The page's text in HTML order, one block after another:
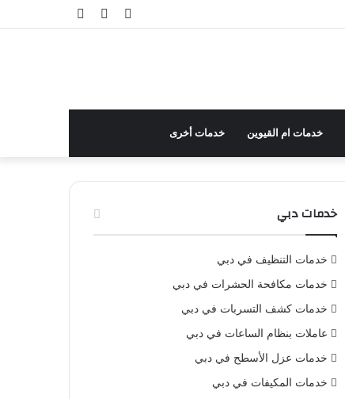
مقال تسجيل
خدمات ام القيوين خدمات أخرى
خدمات دبي
خدمات التنظيف في دبي
خدمات مكافحة الحشرات في دبي
خدمات كشف التسربات في دبي
عاملات بنظام الساعات في دبي
خدمات عزل الأسطح في دبي
خدمات المكيفات في دبي